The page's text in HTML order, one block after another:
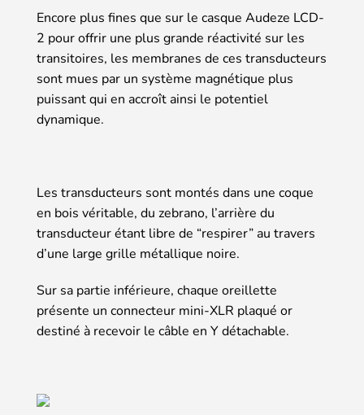
Encore plus fines que sur le casque Audeze LCD-
2 pour offrir une plus grande réactivité sur les
transitoires, les membranes de ces transducteurs
sont mues par un système magnétique plus
puissant qui en accroît ainsi le potentiel
dynamique.
Les transducteurs sont montés dans une coque
en bois véritable, du zebrano, l’arrière du
transducteur étant libre de “respirer” au travers
d’une large grille métallique noire.
Sur sa partie inférieure, chaque oreillette
présente un connecteur mini-XLR plaqué or
destiné à recevoir le câble en Y détachable.